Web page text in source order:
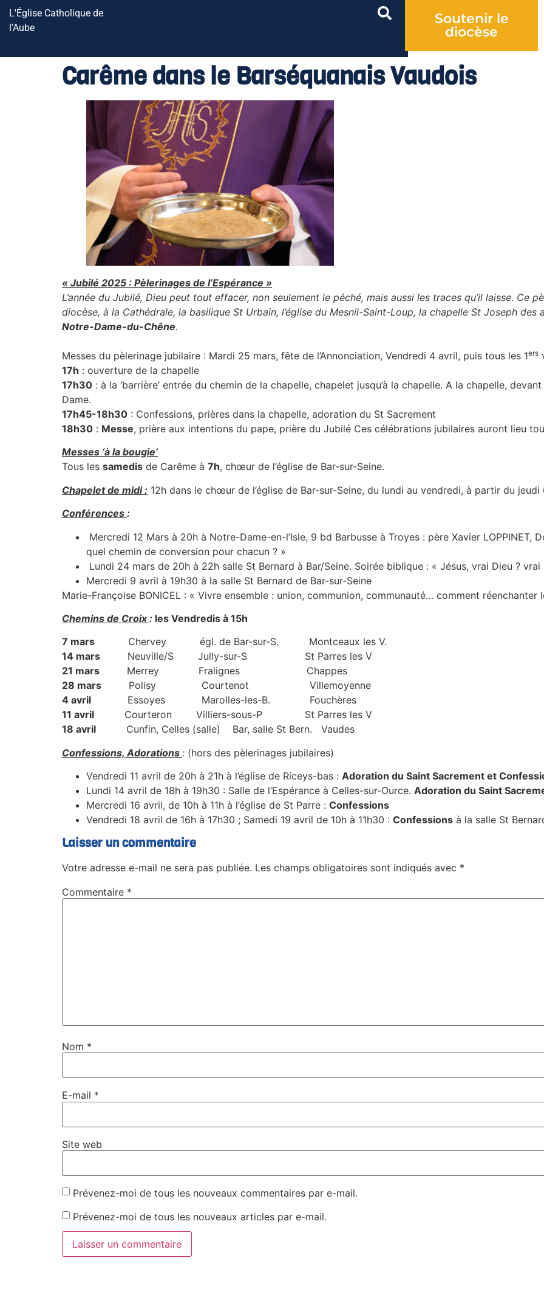
L'Église Catholique de
l'Aube
Soutenir le
diocèse
Carême dans le Barséquanais Vaudois
« Jubilé 2025 : Pèlerinages de l’Espérance »
L’année du Jubilé, Dieu peut tout effacer, non seulement le péché, mais aussi les traces qu’il laisse. Ce
diocèse, à la Cathédrale, la basilique St Urbain, l’église du Mesnil-Saint-Loup, la chapelle St Joseph des
Notre-Dame-du-Chêne.
Messes du pèlerinage jubilaire : Mardi 25 mars, fête de l’Annonciation, Vendredi 4 avril, puis tous les 1ers
17h : ouverture de la chapelle
17h30 : à la ‘barrière’ entrée du chemin de la chapelle, chapelet jusqu’à la chapelle. A la chapelle,
Dame.
17h45-18h30 : Confessions, prières dans la chapelle, adoration du St Sacrement
18h30 : Messe, prière aux intentions du pape, prière du Jubilé Ces célébrations jubilaires auront lieu
Messes ‘à la bougie’
Tous les samedis de Carême à 7h, chœur de l’église de Bar-sur-Seine.
Chapelet de midi : 12h dans le chœur de l’église de Bar-sur-Seine, du lundi au vendredi, à partir du jeudi
Conférences :
Mercredi 12 Mars à 20h à Notre-Dame-en-l’Isle, 9 bd Barbusse à Troyes : père Xavier LOPPINET,
quel chemin de conversion pour chacun ? »
Lundi 24 mars de 20h à 22h salle St Bernard à Bar/Seine. Soirée biblique : « Jésus, vrai Dieu ?
Mercredi 9 avril à 19h30 à la salle St Bernard de Bar-sur-Seine
Marie-Françoise BONICEL : « Vivre ensemble : union, communion, communauté… comment réenchanter
Chemins de Croix: les Vendredis à 15h
7 mars Chervey égl. de Bar-sur-S. Montceaux les V.
14 mars Neuville/S Jully-sur-S St Parres les V
21 mars Merrey Fralignes Chappes
28 mars Polisy Courtenot Villemoyenne
4 avril Essoyes Marolles-les-B. Fouchères
11 avril Courteron Villiers-sous-P St Parres les V
18 avril Cunfin, Celles (salle) Bar, salle St Bern. Vaudes
Confessions, Adorations : (hors des pèlerinages jubilaires)
Vendredi 11 avril de 20h à 21h à l’église de Riceys-bas : Adoration du Saint Sacrement et
Lundi 14 avril de 18h à 19h30 : Salle de l’Espérance à Celles-sur-Ource. Adoration du Saint
Mercredi 16 avril, de 10h à 11h à l’église de St Parre : Confessions
Vendredi 18 avril de 16h à 17h30 ; Samedi 19 avril de 10h à 11h30 : Confessions à la salle St
Laisser un commentaire
Votre adresse e-mail ne sera pas publiée. Les champs obligatoires sont indiqués avec *
Commentaire *
Nom *
E-mail *
Site web
Prévenez-moi de tous les nouveaux commentaires par e-mail.
Prévenez-moi de tous les nouveaux articles par e-mail.